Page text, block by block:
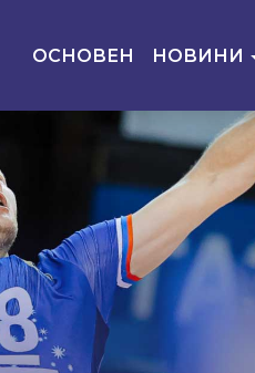
ОСНОВЕН НОВИНИ